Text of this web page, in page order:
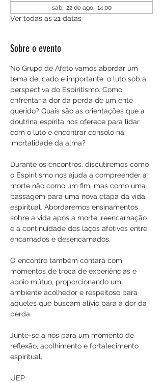
sáb., 22 de ago., 14:00
Ver todas as 21 datas
Sobre o evento
No Grupo de Afeto vamos abordar um
tema delicado e importante: o luto sob a
perspectiva do Espiritismo. Como
enfrentar a dor da perda de um ente
querido? Quais são as orientações que a
doutrina espírita nos oferece para lidar
com o luto e encontrar consolo na
imortalidade da alma?
Durante os encontros, discutiremos como
o Espiritismo nos ajuda a compreender a
morte não como um fim, mas como uma
passagem para uma nova etapa da vida
espiritual. Abordaremos ensinamentos
sobre a vida após a morte, reencarnação
e a continuidade dos laços afetivos entre
encarnados e desencarnados.
O encontro também contará com
momentos de troca de experiências e
apoio mútuo, proporcionando um
ambiente acolhedor e respeitoso para
aqueles que buscam alívio para a dor da
perda.
Junte-se a nós para um momento de
reflexão, acolhimento e fortalecimento
espiritual.
UEP